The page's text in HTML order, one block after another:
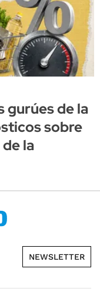
gurúes de la
sobre
la
NEWSLETTER